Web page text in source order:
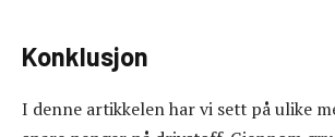
Konklusjon
I denne artikkelen har vi sett på ulike